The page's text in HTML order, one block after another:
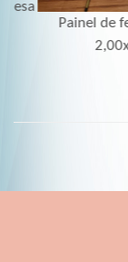
Painel de